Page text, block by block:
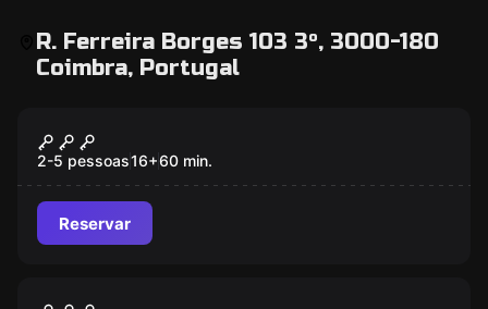
R. Ferreira Borges 103 3º, 3000-180
Coimbra, Portugal
Ground Zero
2-5 pessoas16+60 min.
Reservar